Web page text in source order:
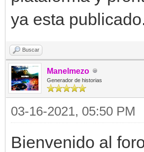
ya esta
Buscar
Manelmezo
Generador de historias
03-16-2021, 05:50 PM
Bienvenido al